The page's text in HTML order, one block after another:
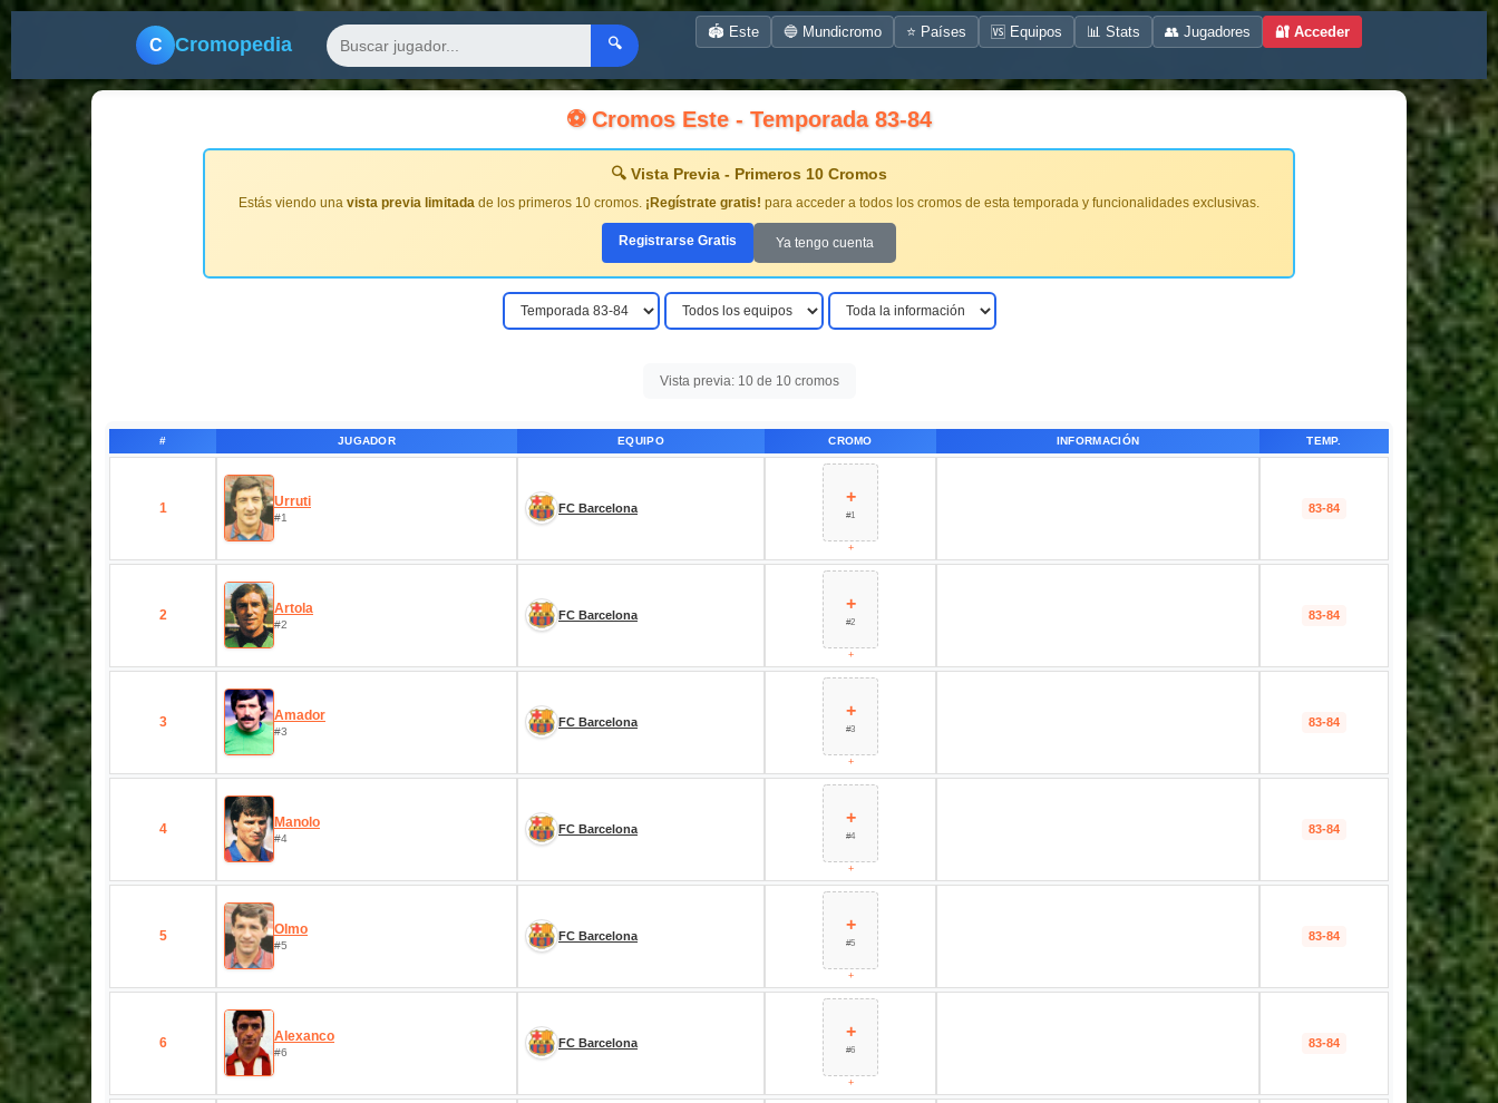
C Cromopedia 🔍
🏟️ Este 🔵 Mundicromo ⭐ Países 🆚 Equipos 📊 Stats 👥 Jugadores 🔐 Acceder
⚽ Cromos Este - Temporada 83-84
🔍 Vista Previa - Primeros 10 Cromos
Estás viendo una vista previa limitada de los primeros 10 cromos. ¡Regístrate gratis! para acceder a todos los cromos de esta temporada y funcionalidades exclusivas.
Registrarse Gratis Ya tengo cuenta
Vista previa: 10 de 10 cromos
# JUGADOR EQUIPO CROMO INFORMACIÓN TEMP.
1 Urruti
#1
FC Barcelona
+
#1
+
83-84
2 Artola
#2
FC Barcelona
+
#2
+
83-84
3 Amador
#3
FC Barcelona
+
#3
+
83-84
4 Manolo
#4
FC Barcelona
+
#4
+
83-84
5 Olmo
#5
FC Barcelona
+
#5
+
83-84
6 Alexanco
#6
FC Barcelona
+
#6
+
83-84